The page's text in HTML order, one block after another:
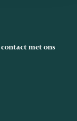
met ons